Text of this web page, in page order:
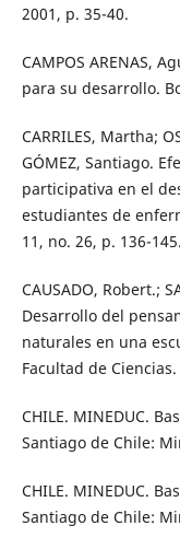
2001, p. 35-40.
CAMPOS ARENAS,
para su desarrollo.
CARRILES, Martha;
GÓMEZ, Santiago.
participativa en el
estudiantes de
11, no. 26, p. 136-145.
CAUSADO, Robert.;
Desarrollo del
naturales en una
Facultad de
CHILE. MINEDUC.
Santiago de Chile:
CHILE. MINEDUC.
Santiago de Chile: